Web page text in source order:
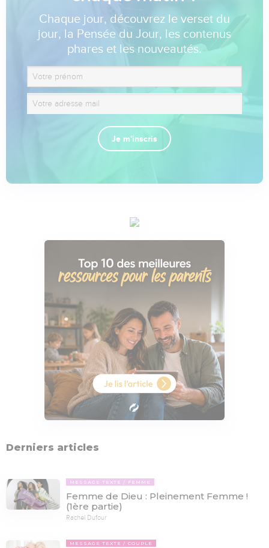
Chaque jour, découvrez le verset du
jour, la Pensée du Jour, les contenus
phares et les nouveautés.
Je m'inscris
Derniers articles
MESSAGE TEXTE FEMME
Femme de Dieu : Pleinement Femme !
(1ère partie)
Rachel Dufour
MESSAGE TEXTE COUPLE